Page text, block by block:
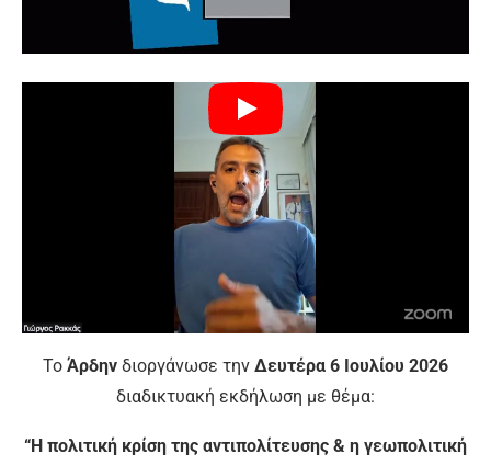
Το Άρδην διοργάνωσε την Δευτέρα 6 Ιουλίου 2026
διαδικτυακή εκδήλωση με θέμα:
“Η πολιτική κρίση της αντιπολίτευσης & η γεωπολιτική